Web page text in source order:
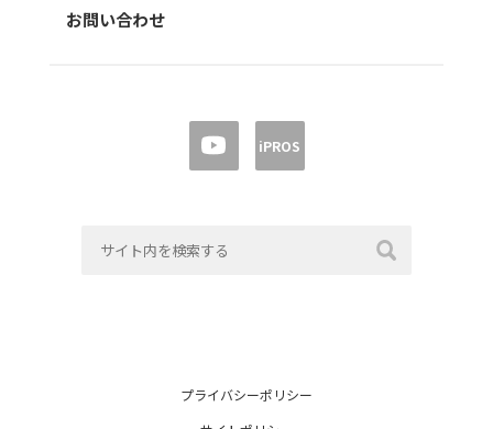
お問い合わせ
iPROS
プライバシーポリシー